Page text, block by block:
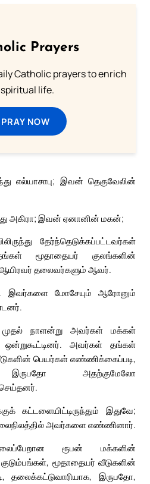
Prayers
Catholic prayers to enrich
life.
PRAY NOW
எல்யாசாபு; இவன் தெகுவேலின்
அகிரா; இவன் ஏனானின் மகன்;
தேர்ந்தெடுக்கப்பட்டவர்கள்
மூதாதையர் குலங்களின்
தலைவர்களும் ஆவர்.
இவர்களை மோசேயும் ஆரோனும்
நாளன்று அவர்கள் மக்கள்
ஒன்றுகூட்டினர். அவர்கள் தங்கள்
பெயர்கள் எண்ணிக்கைப்படி,
இருபதோ அதற்குமேலோ
கட்டளையிட்டிருந்தும் இதுவே;
அவர்களை எண்ணினார்.
ரூபன் மக்களின்
மூதாதையர் வீடுகளின்
தலைக்கட்டுவாரியாக, இருபதோ,